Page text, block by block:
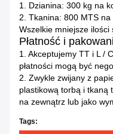
1. Dzianina: 300 kg na
2. Tkanina: 800 MTS na
Wszelkie mniejsze
Płatność i
1. Akceptujemy TT i L /
płatności mogą być
2. Zwykle zwijany z
plastikową torbą i tkaną
na zewnątrz lub jako
Tags: